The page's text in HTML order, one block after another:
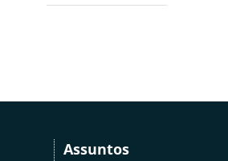
Assuntos